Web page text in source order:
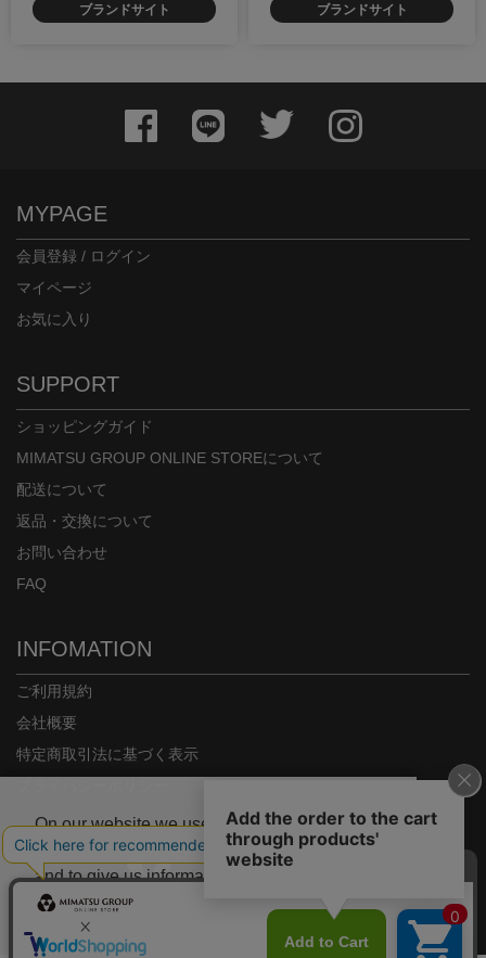
ブランドサイト ブランドサイト
MYPAGE
会員登録 / ログイン
マイページ
お気に入り
SUPPORT
ショッピングガイド
MIMATSU GROUP ONLINE STOREについて
配送について
返品・交換について
お問い合わせ
FAQ
INFOMATION
ご利用規約
会社概要
特定商取引法に基づく表示
Copyright© MIMATSU.CO.,LTD. ALL RIGHTS RESERVED.
On our website we use some cookies. These
are necessary for our site to work properly
and to give us information about how our site
is used.